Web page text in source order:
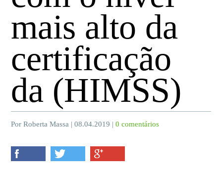
mais alto da
certificação
da (HIMSS)
Por Roberta Massa | 08.04.2019 |0 comentários